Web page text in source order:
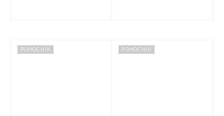
POMOCNÍK POMOCNÍK